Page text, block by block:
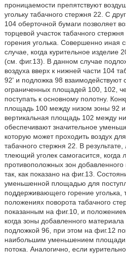
проницаемости препятствуют
угольку табачного стержня 22. С
104 оберточной бумаги позволяет
торцевой участок табачного
горения уголька. Совершенно иная
случае, когда курительное
(см. фиг.13). В данном случае
воздуха вверх к нижней части 104
92' и подложка 98 взаимодействуют
ограниченных площадей 100, 102,
поступать к основному полотну.
площадь 100 между низом зоны 92
вертикальная площадь 102 между
обеспечивают значительное
которую может проходить воздух
табачного стержня 22. В
тлеющий уголек самогасится, когда
противоположных зон
так, как показано на фиг.13.
уменьшенной площадью для
поддерживающего горение уголька,
положениях поворота табачного
показанным на фиг.10, и
когда зоны добавленного
подложкой 96, при этом на фиг.12
наибольшим уменьшением
потока. Аналогично, если